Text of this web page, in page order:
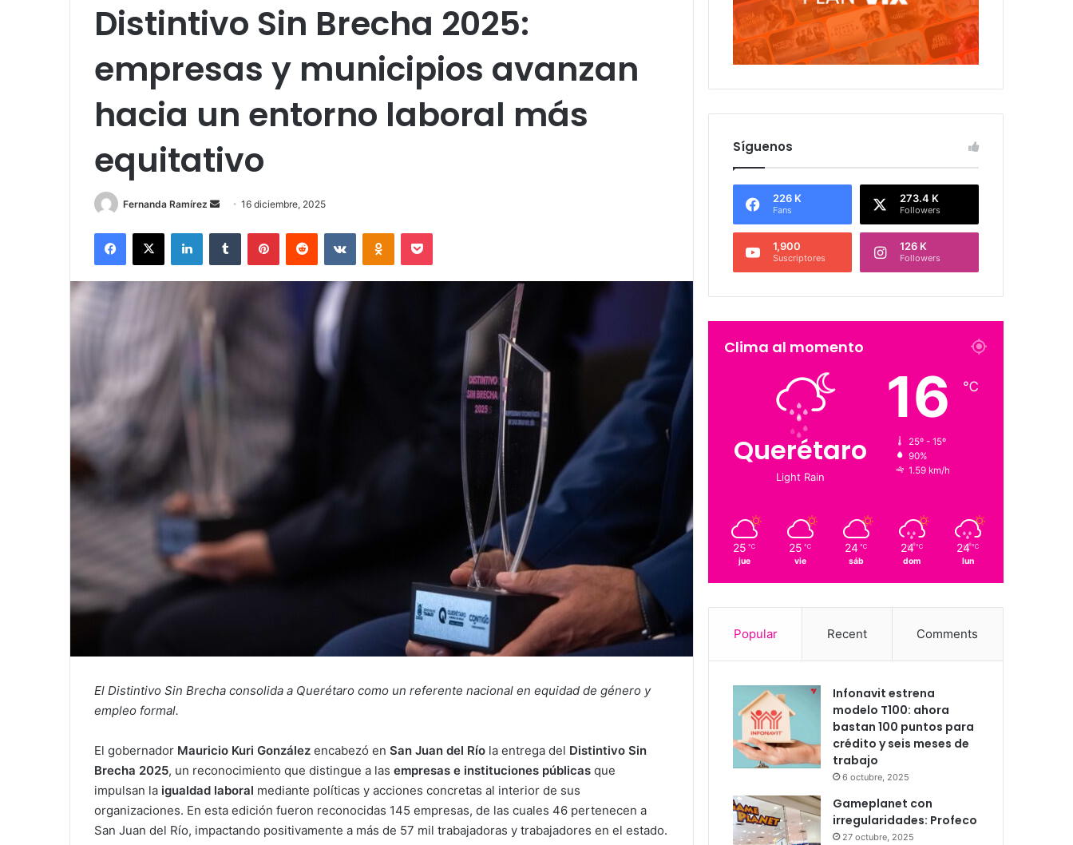
Distintivo Sin Brecha 2025:
empresas y municipios avanzan
hacia un entorno laboral más
equitativo
Fernanda Ramírez
Send
email
16 diciembre, 2025
Facebook
X LinkedInTumblr PinterestReddit VKontakteOdnoklassniki
Pocket
El Distintivo Sin Brecha consolida a Querétaro como un referente nacional en equidad de género y
empleo formal.
El gobernador Mauricio Kuri González encabezó en San Juan del Río la entrega del Distintivo Sin
Brecha 2025, un reconocimiento que distingue a las empresas e instituciones públicas que
impulsan la igualdad laboral mediante políticas y acciones concretas al interior de sus
organizaciones. En esta edición fueron reconocidas 145 empresas, de las cuales 46 pertenecen a
San Juan del Río, impactando positivamente a más de 57 mil trabajadoras y trabajadores en el estado.
Síguenos
226 K
Fans
273.4 K
Followers
1,900
Suscriptores
126 K
Followers
Clima al momento
Querétaro
Light Rain
16 ℃
25º - 15º
90%
1.59 km/h
25 ℃
jue
25 ℃
vie
24 ℃
sáb
24 ℃
dom
24 ℃
lun
Popular Recent Comments
Infonavit estrena
modelo T100: ahora
bastan 100 puntos para
crédito y seis meses de
trabajo
6 octubre, 2025
Gameplanet con
irregularidades: Profeco
27 octubre, 2025